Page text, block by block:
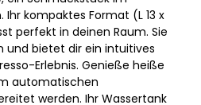
kompaktes Format (L 13 x
perfekt in deinen Raum. Sie
und bietet dir ein intuitives
Erlebnis. Genieße heiße
automatischen
werden. Ihr Wassertank